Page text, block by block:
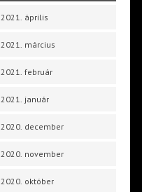
2021. április
2021. március
2021. február
2021. január
2020. december
2020. november
2020. október